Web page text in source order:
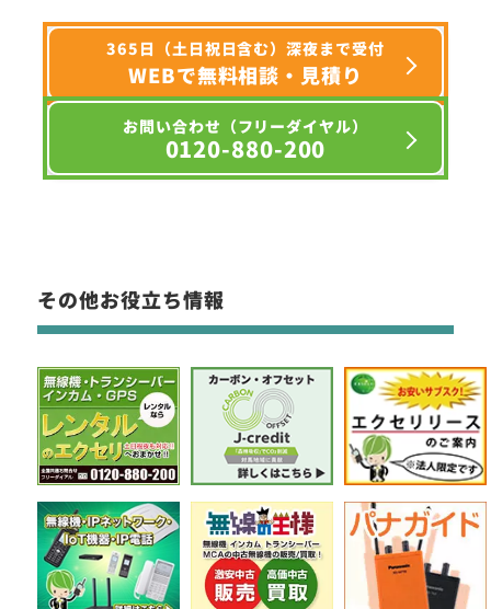
365日（土日祝日含む）深夜まで受付
WEBで無料相談・見積り
お問い合わせ（フリーダイヤル）
0120-880-200
その他お役立ち情報